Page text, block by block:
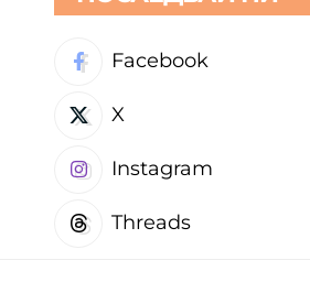
Facebook
X
Instagram
Threads